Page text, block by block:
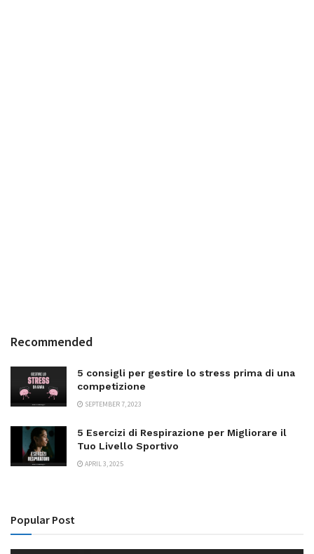
Recommended
5 consigli per gestire lo stress prima di una
competizione
SEPTEMBER 7, 2023
5 Esercizi di Respirazione per Migliorare il
Tuo Livello Sportivo
APRIL 3, 2025
Popular Post